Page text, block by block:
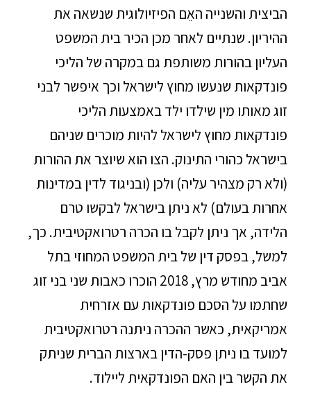
הביצית והשנייה האֵם הפיזיולוגית שנשאה את
ההיריון. שנתיים לאחר מכן הכיר בית המשפט
העליון בהורות משותפת גם במקרה של הליכי
פונדקאות שנעשו מחוץ לישראל וכך איפשר לבני
זוג מאותו מין שילדו ילד באמצעות הליכי
פונדקאות מחוץ לישראל להיות מוכרים שניהם
בישראל כהורי התינוק. הצו הוא שיוצר את ההורות
(ולא רק מצהיר עליה) ולכן (ובניגוד לדין במדינות
אחרות בעולם) לא ניתן בישראל לבקשו טרם
הלידה, אך ניתן לקבל בו הכרה רטרואקטיבית. כך,
למשל, בפסק דין של בית המשפט המחוזי בתל
אביב מחודש מרץ, 2018 הוכרו כאבות שני בני זוג
שחתמו על הסכם פונדקאות עם אזרחית
אמריקאית, כאשר ההכרה ניתנה רטרואקטיבית
למועד בו ניתן פסק-הדין בארצות הברית שניתק
את הקשר בין האם הפונדקאית ליילוד.